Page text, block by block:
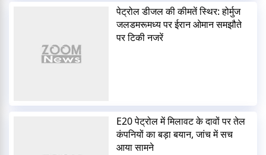
पेट्रोल डीजल की कीमतें स्थिर: होर्मुज
जलडमरूमध्य पर ईरान ओमान समझौते
पर टिकी नजरें
E20 पेट्रोल में मिलावट के दावों पर तेल
कंपनियों का बड़ा बयान, जांच में सच
आया सामने